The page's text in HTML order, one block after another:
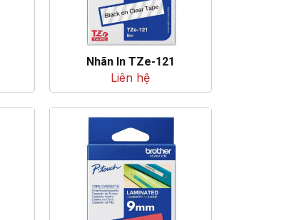
Nhãn In TZe-121
Liên hệ